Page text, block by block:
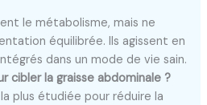
le métabolisme, mais ne
équilibrée. Ils agissent en
dans un mode de vie sain.
cibler la graisse abdominale ?
plus étudiée pour réduire la